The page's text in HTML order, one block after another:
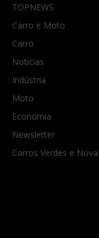
TOPNEWS
Carro e Moto
Carro
Notícias
Indústria
Moto
Economia
Newsletter
Carros Verdes e